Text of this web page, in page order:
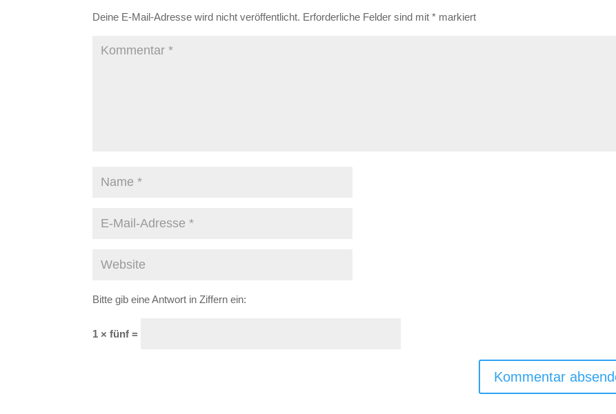
Deine E-Mail-Adresse wird nicht veröffentlicht. Erforderliche Felder sind mit* markiert
Bitte gib eine Antwort in Ziffern ein:
1 × fünf =